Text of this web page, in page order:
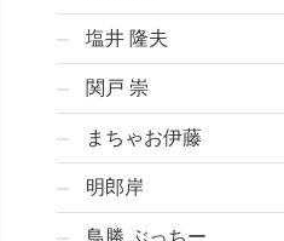
塩井 隆夫
関戸 崇
まちゃお伊藤
明郎岸
鳥勝 ぶっちー